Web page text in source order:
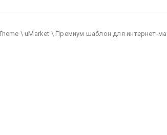
\ uMarket \ Премиум шаблон для интернет-